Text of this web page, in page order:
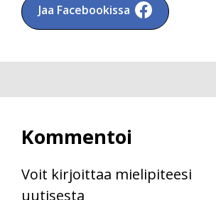
Jaa Facebookissa
Kommentoi
Voit kirjoittaa mielipiteesi
uutisesta